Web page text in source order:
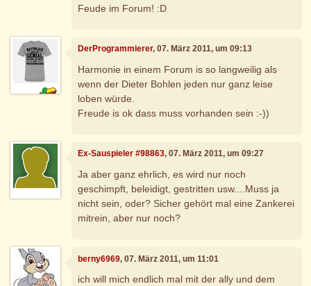
Feude im Forum! :D
DerProgrammierer, 07. März 2011, um 09:13
Harmonie in einem Forum is so langweilig als
wenn der Dieter Bohlen jeden nur ganz leise
loben würde.
Freude is ok dass muss vorhanden sein :-))
Ex-Sauspieler #98863, 07. März 2011, um 09:27
Ja aber ganz ehrlich, es wird nur noch
geschimpft, beleidigt, gestritten usw....Muss ja
nicht sein, oder? Sicher gehört mal eine Zankerei
mitrein, aber nur noch?
berny6969, 07. März 2011, um 11:01
ich will mich endlich mal mit der ally und dem